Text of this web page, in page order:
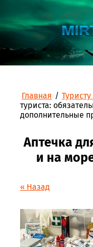
Главная /
туриста:
дополнительные
Аптечка
и на
« Назад